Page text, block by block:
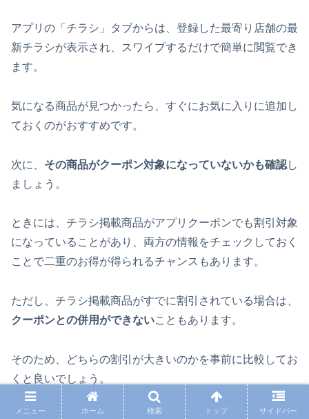
アプリの「チラシ」タブからは、登録した最寄り店舗の最
新チラシが表示され、スワイプするだけで簡単に閲覧でき
ます。
気になる商品が見つかったら、すぐにお気に入りに追加し
ておくのがおすすめです。
次に、 その商品がクーポン対象になっていないかも確認し
ましょう。
ときには、チラシ掲載商品がアプリクーポンでも割引対象
になっていることがあり、両方の情報をチェックしておく
ことで二重のお得が得られるチャンスもあります。
ただし、チラシ掲載商品がすでに割引されている場合は、
クーポンとの併用ができないこともあります。
そのため、どちらの割引が大きいのかを事前に比較してお
くと良いでしょう。
メニュー ホーム 検索 トップ サイドバー